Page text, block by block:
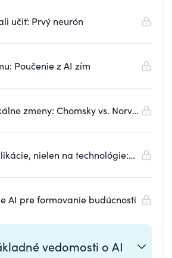
učiť: Prvý neurón
Poučenie z AI zím
zmeny: Chomsky vs. Norvig
nielen na technológie:
AI pre formovanie budúcnosti
vedomosti o AI